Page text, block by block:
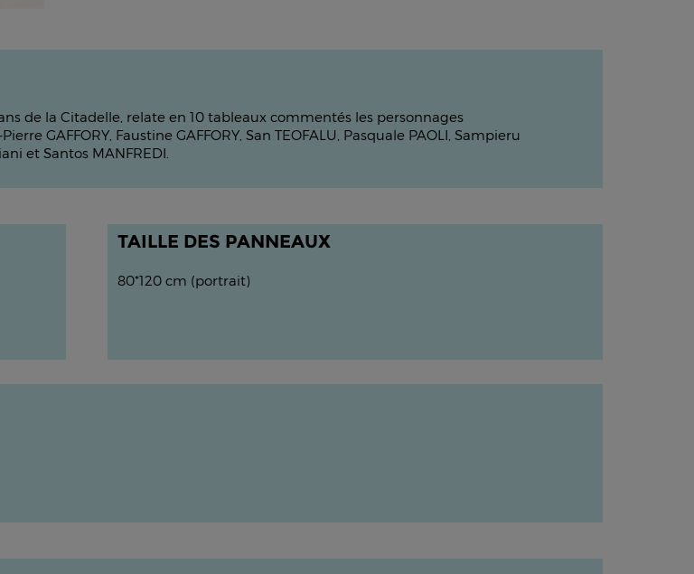
de la Citadelle, relate en 10 tableaux commentés les personnages
GAFFORY, Faustine GAFFORY, San TEOFALU, Pasquale PAOLI, Sampieru
et Santos MANFREDI.
TAILLE DES PANNEAUX
80*120 cm (portrait)